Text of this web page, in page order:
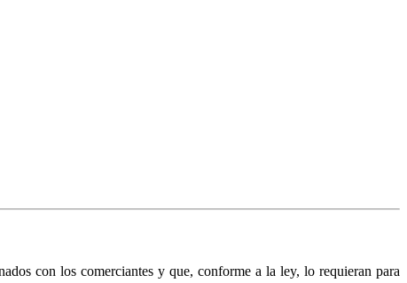
con los comerciantes y que, conforme a la ley, lo requieran para